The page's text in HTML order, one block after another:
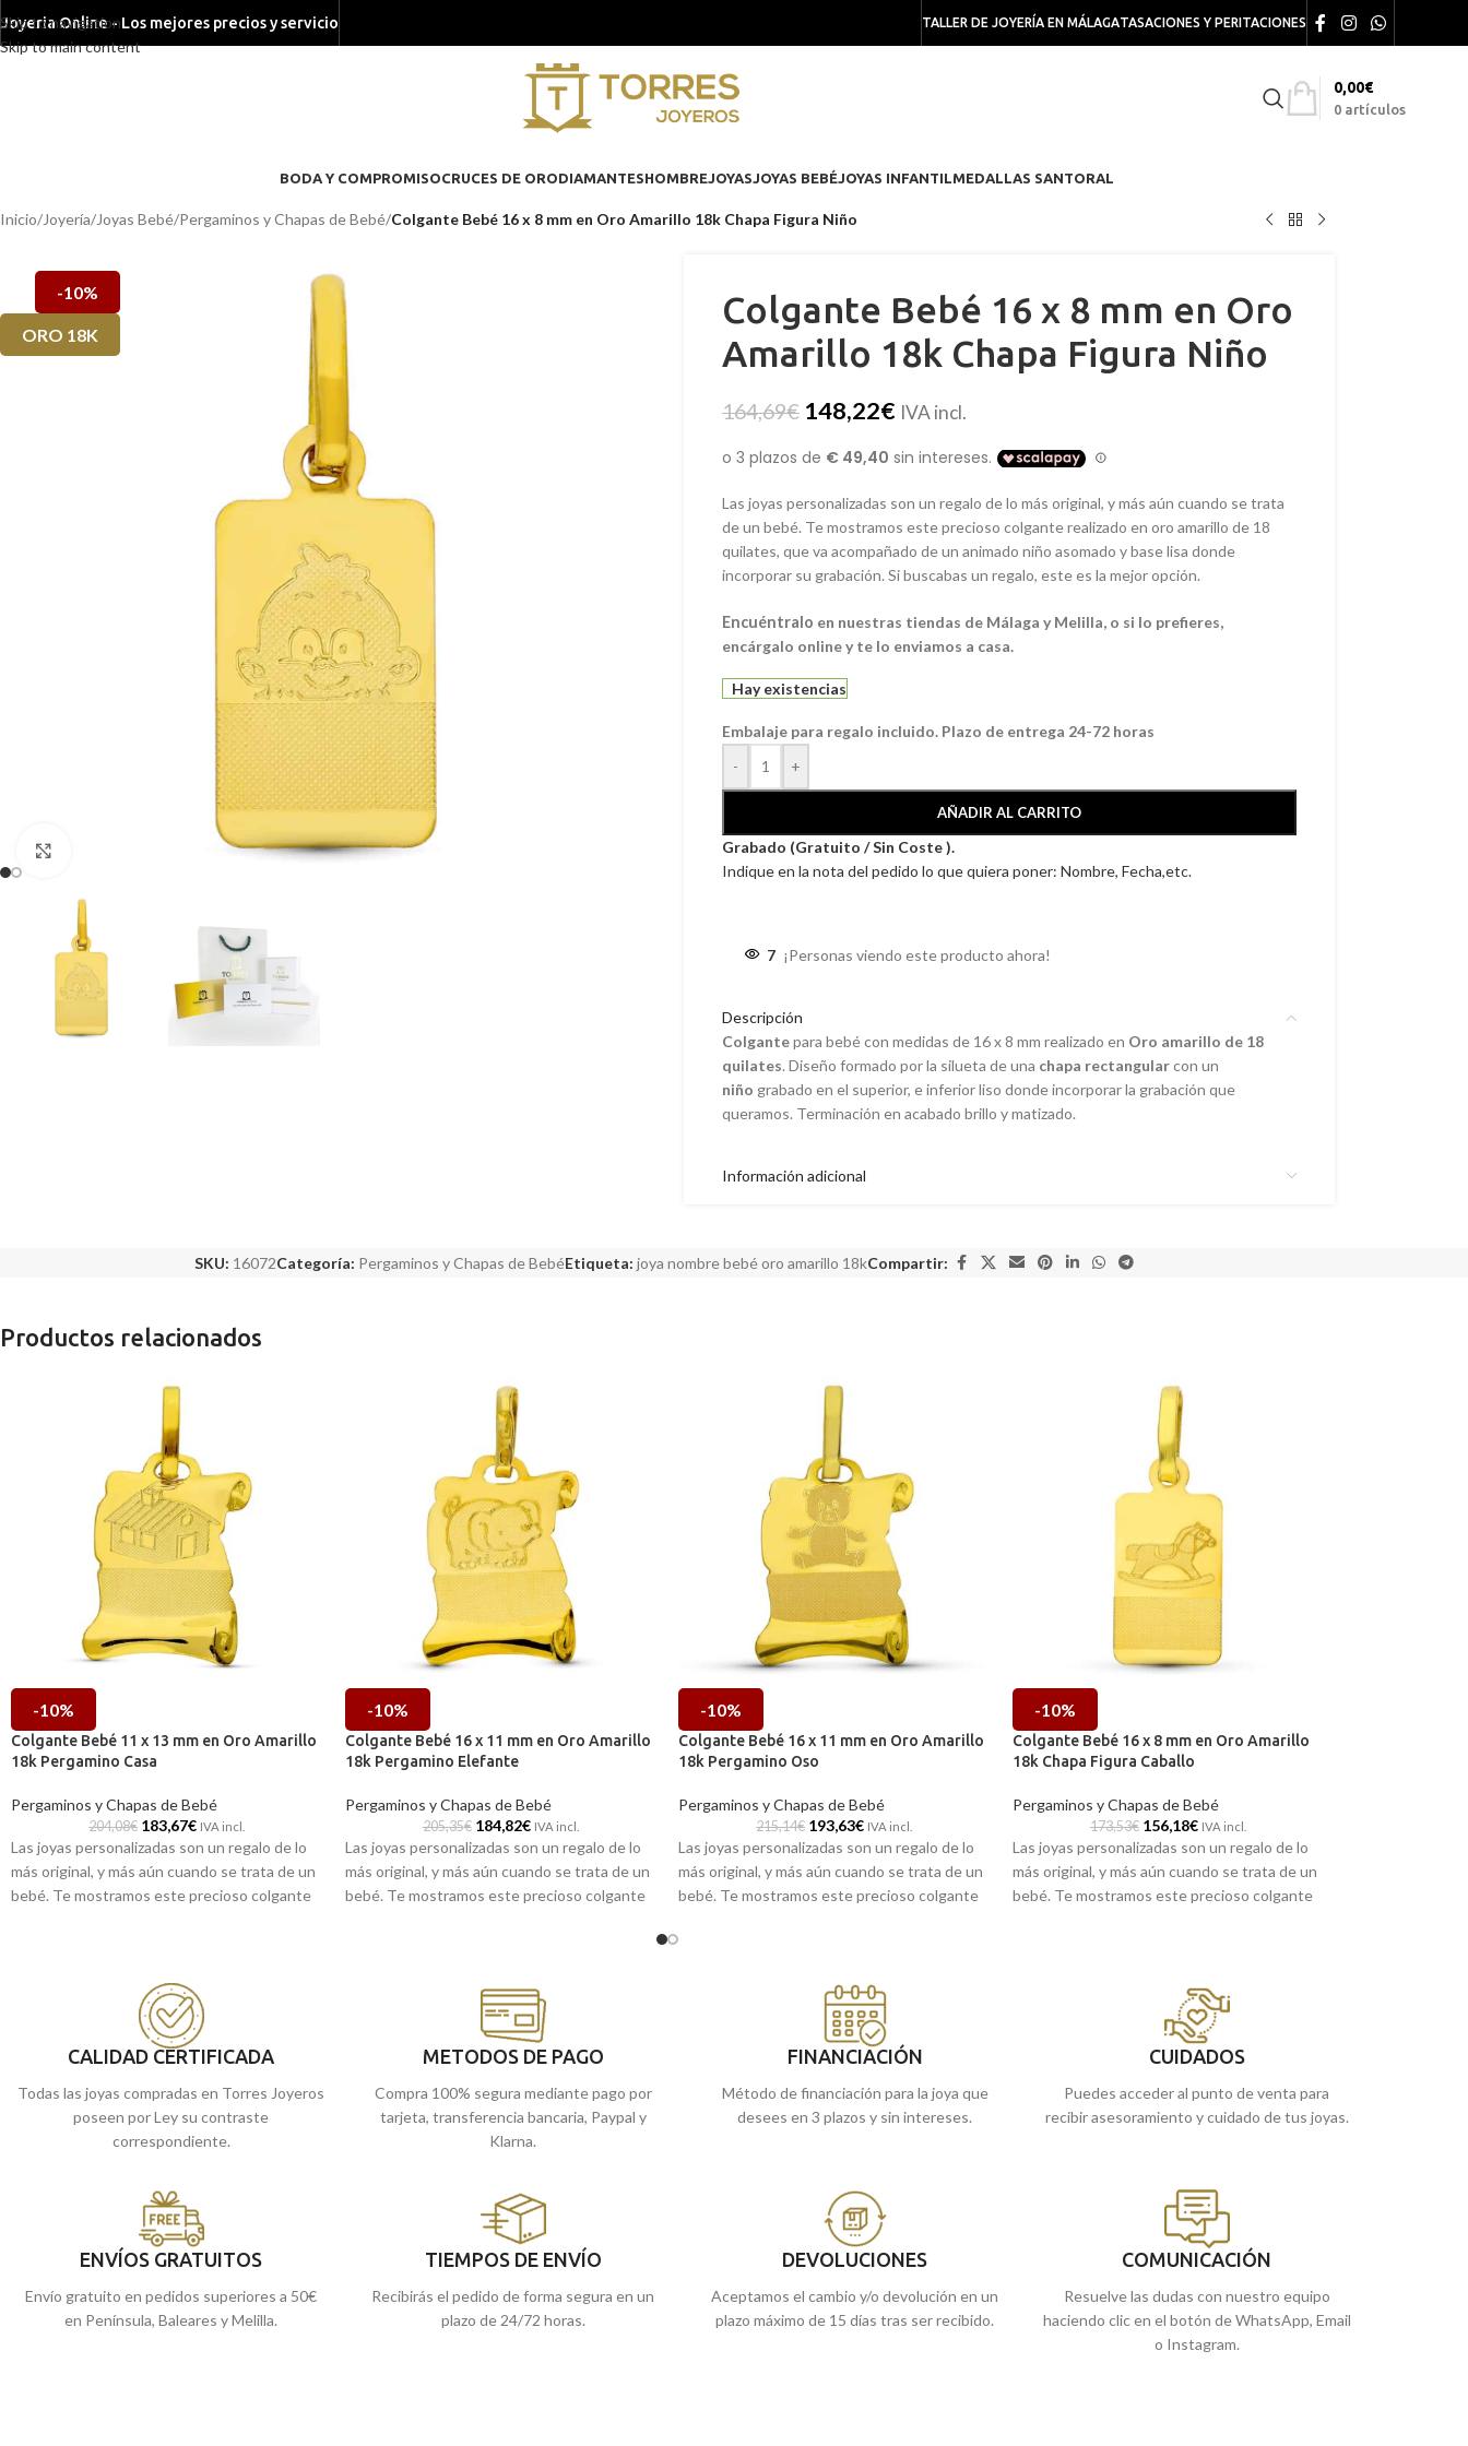
Skip to navigation
Skip to main content
Joyeria Online - Los mejores precios y servicio TALLER DE JOYERÍA EN MÁLAGATASACIONES Y PERITACIONES
0 artículos
0,00€
BODA Y COMPROMISOCRUCES DE ORODIAMANTESHOMBREJOYASJOYAS BEBÉJOYAS INFANTILMEDALLAS SANTORAL
Inicio/Joyería/Joyas Bebé/Pergaminos y Chapas de Bebé/Colgante Bebé 16 x 8 mm en Oro Amarillo 18k Chapa Figura Niño
-10%
ORO 18K
Colgante Bebé 16 x 8 mm en Oro
Amarillo 18k Chapa Figura Niño
164,69€ 148,22€ IVA incl.
Las joyas personalizadas son un regalo de lo más original, y más aún cuando se trata
de un bebé. Te mostramos este precioso colgante realizado en oro amarillo de 18
quilates, que va acompañado de un animado niño asomado y base lisa donde
incorporar su grabación. Si buscabas un regalo, este es la mejor opción.
Encuéntralo en nuestras tiendas de Málaga y Melilla, o si lo prefieres,
encárgalo online y te lo enviamos a casa.
Hay existencias
Embalaje para regalo incluido. Plazo de entrega 24-72 horas
-
+
AÑADIR AL CARRITO
Grabado (Gratuito / Sin Coste ).
Indique en la nota del pedido lo que quiera poner: Nombre, Fecha,etc.
7 ¡Personas viendo este producto ahora!
Descripción
Colgantepara bebé con medidas de 16 x 8 mm realizado en Oro amarillo de 18
quilates. Diseño formado por la silueta de una chapa rectangularcon un
niño grabado en el superior, e inferior liso donde incorporar la grabación que
queramos. Terminación en acabado brillo y matizado.
Información adicional
SKU: 16072Categoría: Pergaminos y Chapas de BebéEtiqueta: joya nombre bebé oro amarillo 18kCompartir:
Productos relacionados
-10%
Colgante Bebé 11 x 13 mm en Oro Amarillo
18k Pergamino Casa
Pergaminos y Chapas de Bebé
204,08€ 183,67€ IVA incl.
Las joyas personalizadas son un regalo de lo
más original, y más aún cuando se trata de un
bebé. Te mostramos este precioso colgante
un regalo, este es la mejor opción.
en nuestras tiendas de
Málaga y Melilla, o si lo prefieres,
-10%
Colgante Bebé 16 x 11 mm en Oro Amarillo
18k Pergamino Elefante
Pergaminos y Chapas de Bebé
205,35€ 184,82€ IVA incl.
Las joyas personalizadas son un regalo de lo
más original, y más aún cuando se trata de un
bebé. Te mostramos este precioso colgante
buscabas un regalo, este es la mejor opción.
en nuestras tiendas de
Málaga y Melilla, o si lo prefieres,
-10%
Colgante Bebé 16 x 11 mm en Oro Amarillo
18k Pergamino Oso
Pergaminos y Chapas de Bebé
215,14€ 193,63€ IVA incl.
Las joyas personalizadas son un regalo de lo
más original, y más aún cuando se trata de un
bebé. Te mostramos este precioso colgante
un regalo, este es la mejor opción.
en nuestras tiendas de
Málaga y Melilla, o si lo prefieres,
-10%
Colgante Bebé 16 x 8 mm en Oro Amarillo
18k Chapa Figura Caballo
Pergaminos y Chapas de Bebé
173,53€ 156,18€ IVA incl.
Las joyas personalizadas son un regalo de lo
más original, y más aún cuando se trata de un
bebé. Te mostramos este precioso colgante
grabación. Si buscabas un regalo, este es la
en nuestras tiendas de
encárgalo online y te lo enviamos a casa.
CALIDAD CERTIFICADA
Todas las joyas compradas en Torres Joyeros
poseen por Ley su contraste
correspondiente.
METODOS DE PAGO
Compra 100% segura mediante pago por
tarjeta, transferencia bancaria, Paypal y
Klarna.
FINANCIACIÓN
Método de financiación para la joya que
desees en 3 plazos y sin intereses.
CUIDADOS
Puedes acceder al punto de venta para
recibir asesoramiento y cuidado de tus joyas.
ENVÍOS GRATUITOS
Envío gratuito en pedidos superiores a 50€
en Península, Baleares y Melilla.
TIEMPOS DE ENVÍO
Recibirás el pedido de forma segura en un
plazo de 24/72 horas.
DEVOLUCIONES
Aceptamos el cambio y/o devolución en un
plazo máximo de 15 días tras ser recibido.
COMUNICACIÓN
Resuelve las dudas con nuestro equipo
haciendo clic en el botón de WhatsApp, Email
o Instagram.